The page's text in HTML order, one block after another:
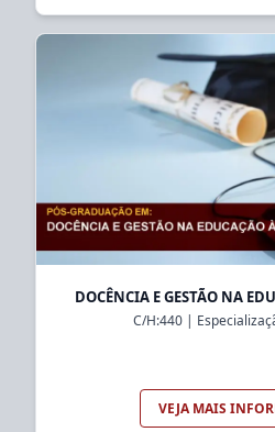
DOCÊNCIA E GESTÃO NA
C/H:440|
VEJA MAIS